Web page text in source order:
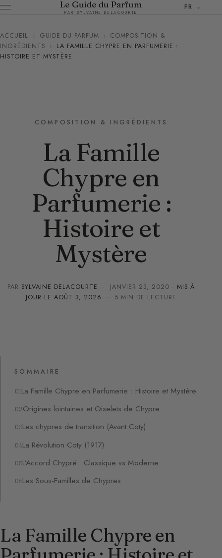
Le Guide du Parfum
PAR SYLVAINE DELACOURTE
FR
ACCUEIL › GUIDE DU PARFUM › COMPOSITION &
INGRÉDIENTS
›
LA FAMILLE CHYPRE EN PARFUMERIE :
HISTOIRE ET MYSTÈRE
COMPOSITION & INGRÉDIENTS
La Famille
Chypre en
Parfumerie :
Histoire et
Mystère
PAR SYLVAINE DELACOURTE · JANVIER 23, 2020 · MIS À
JOUR LEAOÛT 3, 2026 · 5 MIN DE LECTURE
SOMMAIRE
La Famille Chypre en Parfumerie : Histoire et Mystère
Origines lointaines et Oiselets de Chypre
Les chypres de transition (Avant Coty)
La Révolution Coty (1917)
L’Accord Chypré : Classique vs Moderne
Les Sous-Familles de Chypres
La Famille Chypre en